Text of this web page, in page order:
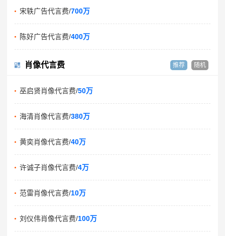
宋轶广告代言费/700万
陈好广告代言费/400万
肖像代言费 推荐 随机
巫启贤肖像代言费/50万
海清肖像代言费/380万
黄奕肖像代言费/40万
许诚子肖像代言费/4万
范雷肖像代言费/10万
刘仪伟肖像代言费/100万